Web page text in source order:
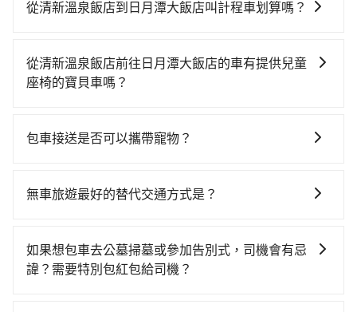
時不需要閉目養神（因為要自己開車），最重要的是你
$115~205承租小轎車，每公里再額外加收$3.2，從清新
溫泉飯店到日月潭大飯店的花費預估為
時40元路邊停車費用預估進去，但額外的汽車保險與可
差的車款，如果人數超過四位，更是沒有較大的七人座
凹的車門仍未被修理，每一次租車都好像在開樂透一
樣。另外，偶爾也會遇到明明已經預約了時間但上一位
從清新溫泉飯店到日月潭大飯店叫計程車划算嗎？
灣大車隊、Uber、Line Taxi、Yoxi等，如果在路邊攔不
到車，也可考慮打電話至yoxi車隊等叫車看看。依照里
南投縣僅有合法計程車約340輛，數量約為台中市的
27%會採現場議價，建議最好先上網預約，以免當場被
車的費用就貴了，改預約一輛tripool的九人座廂型車最
高可省$1,200。
從清新溫泉飯店前往日月潭大飯店的車有提供兒童
座椅的寶貝車嗎？
繫好安全帶，如四歲以下或身高不足的幼童無法正常綁
選租用適合1~4歲的兒童汽車座椅或4歲以上的增高墊，
攜帶汽車座椅，不僅家中小寶貝坐的舒適習慣。
包車接送是否可以攜帶寵物？
預定時特別勾選，是可以讓置入提籠或提袋內的中小型
無車旅遊最好的替代交通方式是？
看您旅遊的目的地而定。您可以善用大眾運輸，例如：
公車、捷運、客運等，或者考慮租車。如果您想要更便
如果想包車去公墓掃墓或參加告別式，司機會有忌
諱？需要特別包紅包給司機？